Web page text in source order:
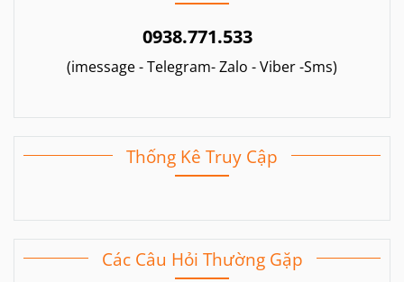
0938.771.533
(imessage - Telegram- Zalo - Viber -Sms)
Thống Kê Truy Cập
Các Câu Hỏi Thường Gặp